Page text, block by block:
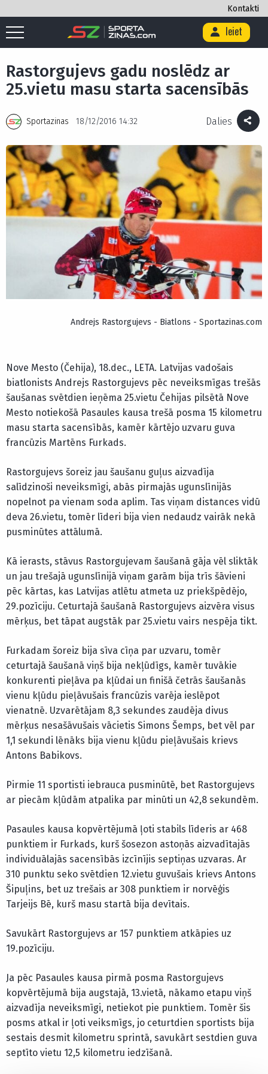
Kontakti
Ieiet
Sākums Ziemas sporta veidi / Biatlons
Rastorgujevs gadu
Rastorgujevs gadu noslēdz ar
25.vietu masu starta sacensībās
Sportazinas 18/12/2016 14:32 Dalies
Andrejs Rastorgujevs - Biatlons - Sportazinas.com
Nove Mesto (Čehija), 18.dec., LETA. Latvijas vadošais
biatlonists Andrejs Rastorgujevs pēc neveiksmīgas trešās
šaušanas svētdien ieņēma 25.vietu Čehijas pilsētā Nove
Mesto notiekošā Pasaules kausa trešā posma 15 kilometru
masu starta sacensībās, kamēr kārtējo uzvaru guva
francūzis Martēns Furkads.
Rastorgujevs šoreiz jau šaušanu guļus aizvadīja
salīdzinoši neveiksmīgi, abās pirmajās ugunslīnijās
nopelnot pa vienam soda aplim. Tas viņam distances vidū
deva 26.vietu, tomēr līderi bija vien nedaudz vairāk nekā
pusminūtes attālumā.
Kā ierasts, stāvus Rastorgujevam šaušanā gāja vēl sliktāk
un jau trešajā ugunslīnijā viņam garām bija trīs šāvieni
pēc kārtas, kas Latvijas atlētu atmeta uz priekšpēdējo,
29.pozīciju. Ceturtajā šaušanā Rastorgujevs aizvēra visus
mērķus, bet tāpat augstāk par 25.vietu vairs nespēja tikt.
Furkadam šoreiz bija sīva cīņa par uzvaru, tomēr
ceturtajā šaušanā viņš bija nekļūdīgs, kamēr tuvākie
konkurenti pieļāva pa kļūdai un finišā četrās šaušanās
vienu kļūdu pieļāvušais francūzis varēja ieslēpot
vienatnē. Uzvarētājam 8,3 sekundes zaudēja divus
mērķus nesašāvušais vācietis Simons Šemps, bet vēl par
1,1 sekundi lēnāks bija vienu kļūdu pieļāvušais krievs
Antons Babikovs.
Pirmie 11 sportisti iebrauca pusminūtē, bet Rastorgujevs
ar piecām kļūdām atpalika par minūti un 42,8 sekundēm.
Pasaules kausa kopvērtējumā ļoti stabils līderis ar 468
punktiem ir Furkads, kurš šosezon astoņās aizvadītajās
individuālajās sacensībās izcīnījis septiņas uzvaras. Ar
310 punktu seko svētdien 12.vietu guvušais krievs Antons
Šipuļins, bet uz trešais ar 308 punktiem ir norvēģis
Tarjeijs Bē, kurš masu startā bija devītais.
Savukārt Rastorgujevs ar 157 punktiem atkāpies uz
19.pozīciju.
Ja pēc Pasaules kausa pirmā posma Rastorgujevs
kopvērtējumā bija augstajā, 13.vietā, nākamo etapu viņš
aizvadīja neveiksmīgi, netiekot pie punktiem. Tomēr šis
posms atkal ir ļoti veiksmīgs, jo ceturtdien sportists bija
sestais desmit kilometru sprintā, savukārt sestdien guva
septīto vietu 12,5 kilometru iedzīšanā.